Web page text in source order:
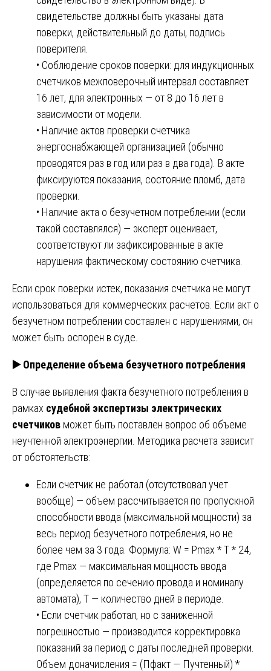
свидетельстве должны быть указаны дата
поверки, действительный до даты, подпись
поверителя.
• Соблюдение сроков поверки: для индукционных
счетчиков межповерочный интервал составляет
16 лет, для электронных — от 8 до 16 лет в
зависимости от модели.
• Наличие актов проверки счетчика
энергоснабжающей организацией (обычно
проводятся раз в год или раз в два года). В акте
фиксируются показания, состояние пломб, дата
проверки.
• Наличие акта о безучетном потреблении (если
такой составлялся) — эксперт оценивает,
соответствуют ли зафиксированные в акте
нарушения фактическому состоянию счетчика.
Если срок поверки истек, показания счетчика не могут
использоваться для коммерческих расчетов. Если акт о
безучетном потреблении составлен с нарушениями, он
может быть оспорен в суде.
▶️Определение объема безучетного потребления
В случае выявления факта безучетного потребления в
рамках судебной экспертизы электрических
счетчиков может быть поставлен вопрос об объеме
неучтенной электроэнергии. Методика расчета зависит
от обстоятельств:
Если счетчик не работал (отсутствовал учет
вообще) — объем рассчитывается по пропускной
способности ввода (максимальной мощности) за
весь период безучетного потребления, но не
более чем за 3 года. Формула: W = Pmax * T * 24,
где Pmax — максимальная мощность ввода
(определяется по сечению провода и номиналу
автомата), T — количество дней в периоде.
• Если счетчик работал, но с заниженной
погрешностью — производится корректировка
показаний за период с даты последней проверки.
Объем доначисления = (Пфакт — Пучтенный) *